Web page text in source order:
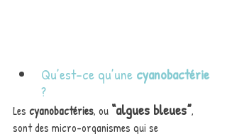
Qu’est-ce qu’une cyanobactérie
?
Les cyanobactéries, ou “algues bleues”,
sont des micro-organismes qui se